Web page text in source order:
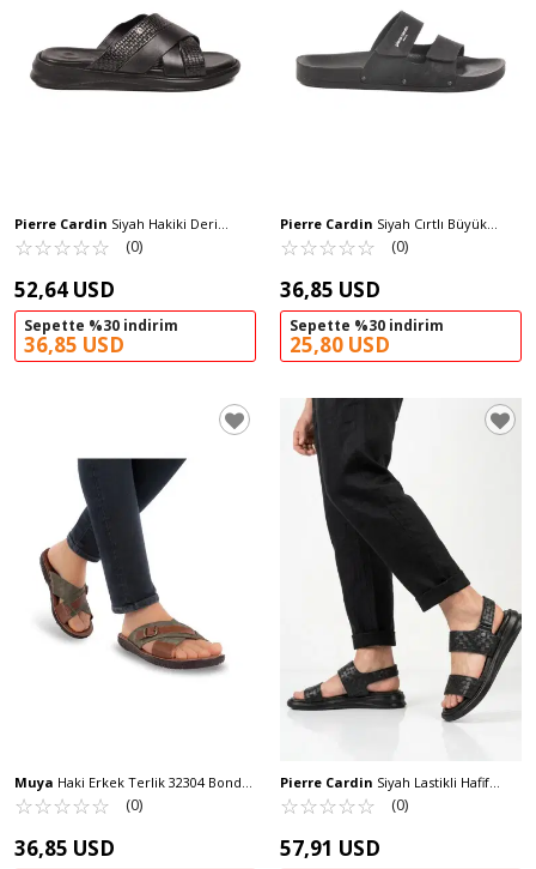
Pierre Cardin Siyah Hakiki Deri
Erkek Terlik PC-7336 M
☆☆☆☆☆
★★★★★ (0)
52,64 USD
Sepette %30 indirim
36,85 USD
Pierre Cardin Siyah Cırtlı Büyük
Numara Erkek Terlik PC-7039 M
☆☆☆☆☆
★★★★★ (0)
36,85 USD
Sepette %30 indirim
25,80 USD
Muya Haki Erkek Terlik 32304 Bond
M
☆☆☆☆☆
★★★★★ (0)
36,85 USD
Pierre Cardin Siyah Lastikli Hafif
Erkek Günlük Sandalet PC-7334 M
☆☆☆☆☆
★★★★★ (0)
57,91 USD